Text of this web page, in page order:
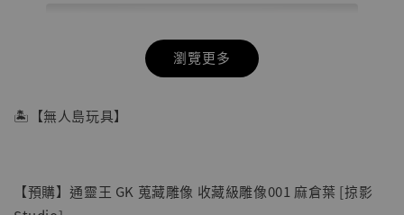
瀏覽更多
🏝【無人島玩具】
【預購】通靈王 GK 蒐藏雕像 收藏級雕像001 麻倉葉 [掠影